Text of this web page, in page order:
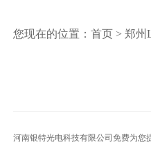
您现在的位置： 首页 > 郑州
河南银特光电科技有限公司免费为您